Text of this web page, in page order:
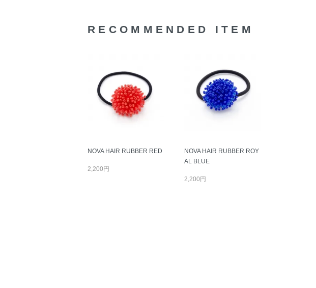
RECOMMENDED ITEM
NOVA HAIR RUBBER RED
2,200円
NOVA HAIR RUBBER ROY
AL BLUE
2,200円